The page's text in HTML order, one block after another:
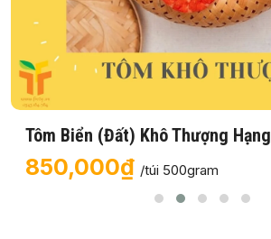
Tôm Biển (Đất) Khô Thượng Hạng
850,000₫ /túi 500gram